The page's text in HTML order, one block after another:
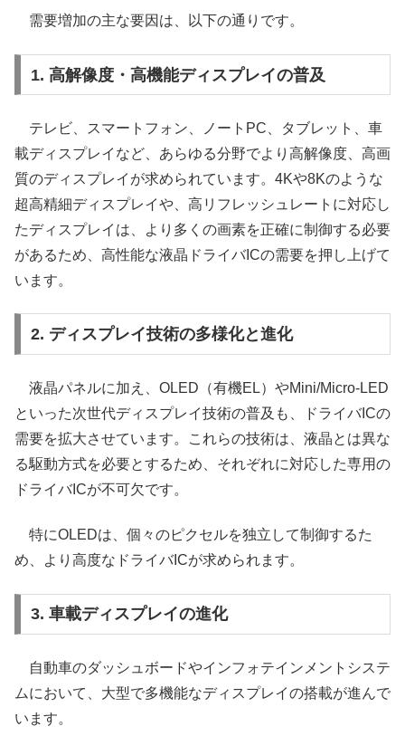
需要増加の主な要因は、以下の通りです。
1. 高解像度・高機能ディスプレイの普及
テレビ、スマートフォン、ノートPC、タブレット、車
載ディスプレイなど、あらゆる分野でより高解像度、高画
質のディスプレイが求められています。4Kや8Kのような
超高精細ディスプレイや、高リフレッシュレートに対応し
たディスプレイは、より多くの画素を正確に制御する必要
があるため、高性能な液晶ドライバICの需要を押し上げて
います。
2. ディスプレイ技術の多様化と進化
液晶パネルに加え、OLED（有機EL）やMini/Micro-LED
といった次世代ディスプレイ技術の普及も、ドライバICの
需要を拡大させています。これらの技術は、液晶とは異な
る駆動方式を必要とするため、それぞれに対応した専用の
ドライバICが不可欠です。
特にOLEDは、個々のピクセルを独立して制御するた
め、より高度なドライバICが求められます。
3. 車載ディスプレイの進化
自動車のダッシュボードやインフォテインメントシステ
ムにおいて、大型で多機能なディスプレイの搭載が進んで
います。